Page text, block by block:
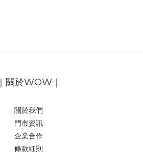
｜關於WOW｜
關於我們
門市資訊
企業合作
條款細則